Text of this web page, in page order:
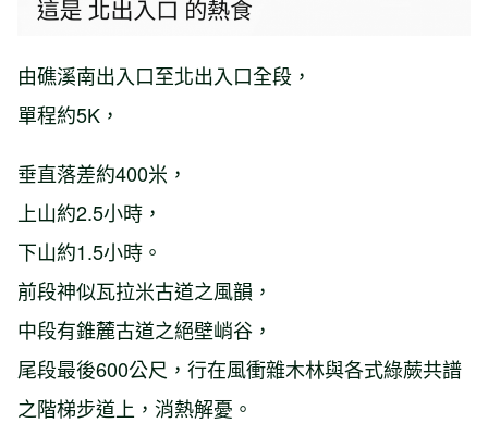
由礁溪南出入口至北出入口全段，
單程約5K，
垂直落差約400米，
上山約2.5小時，
下山約1.5小時。
前段神似瓦拉米古道之風韻，
中段有錐麓古道之絕壁峭谷，
尾段最後600公尺，行在風衝雜木林與各式綠蕨共譜
之階梯步道上，消熱解憂。